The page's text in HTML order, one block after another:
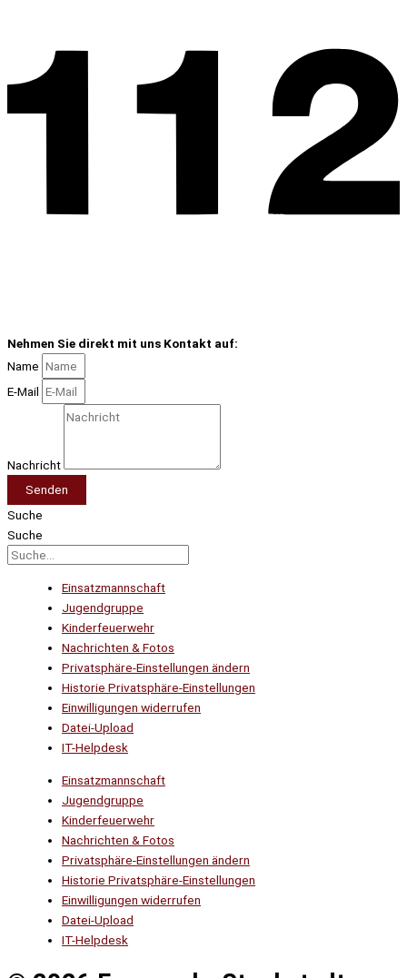
Nehmen Sie direkt mit uns Kontakt auf:
Name
E-Mail
Nachricht
Senden
Suche
Suche
Einsatzmannschaft
Jugendgruppe
Kinderfeuerwehr
Nachrichten & Fotos
Privatsphäre-Einstellungen ändern
Historie Privatsphäre-Einstellungen
Einwilligungen widerrufen
Datei-Upload
IT-Helpdesk
Einsatzmannschaft
Jugendgruppe
Kinderfeuerwehr
Nachrichten & Fotos
Privatsphäre-Einstellungen ändern
Historie Privatsphäre-Einstellungen
Einwilligungen widerrufen
Datei-Upload
IT-Helpdesk